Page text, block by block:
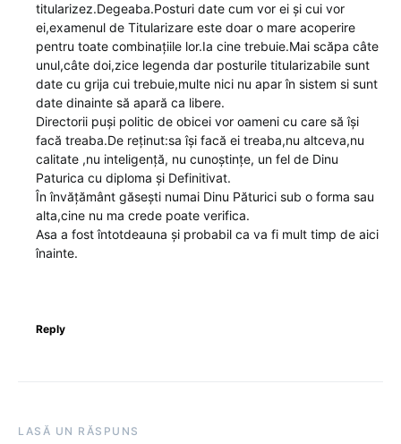
titularizez.Degeaba.Posturi date cum vor ei și cui vor
ei,examenul de Titularizare este doar o mare acoperire
pentru toate combinațiile lor.Ia cine trebuie.Mai scăpa câte
unul,câte doi,zice legenda dar posturile titularizabile sunt
date cu grija cui trebuie,multe nici nu apar în sistem si sunt
date dinainte să apară ca libere.
Directorii puși politic de obicei vor oameni cu care să își
facă treaba.De reținut:sa își facă ei treaba,nu altceva,nu
calitate ,nu inteligență, nu cunoștințe, un fel de Dinu
Paturica cu diploma și Definitivat.
În învățământ găsești numai Dinu Păturici sub o forma sau
alta,cine nu ma crede poate verifica.
Asa a fost întotdeauna și probabil ca va fi mult timp de aici
înainte.
Reply
LASĂ UN RĂSPUNS